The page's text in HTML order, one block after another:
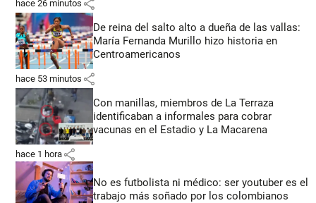
hace 26 minutos
De reina del salto alto a dueña de las vallas:
María Fernanda Murillo hizo historia en
Centroamericanos
hace 53 minutos share
Con manillas, miembros de La Terraza
identificaban a informales para cobrar
vacunas en el Estadio y La Macarena
hace 1 hora share
No es futbolista ni médico: ser youtuber es el
trabajo más soñado por los colombianos